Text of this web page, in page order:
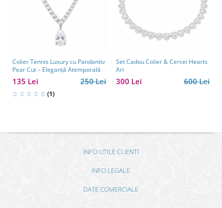
Colier Tennis Luxury cu Pandantiv
Pear Cut – Eleganță Atemporală
250 Lei
135 Lei
(1)
Set Cadou Colier & Cercei Hearts
Ari
600 Lei
300 Lei
INFO UTILE CLIENTI
INFO LEGALE
DATE COMERCIALE